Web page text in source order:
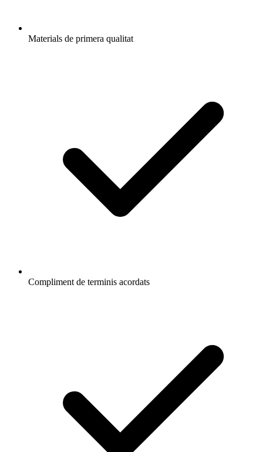
Materials de primera qualitat
Compliment de terminis acordats